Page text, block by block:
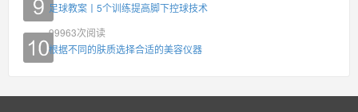
足球教案丨5个训练提高脚下控球技术
99963次阅读
根据不同的肤质选择合适的美容仪器